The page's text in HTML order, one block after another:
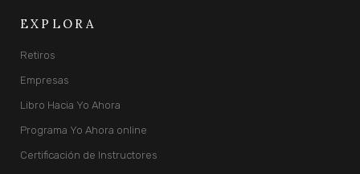
EXPLORA
Retiros
Empresas
Libro Hacia Yo Ahora
Programa Yo Ahora online
Certificación de Instructores